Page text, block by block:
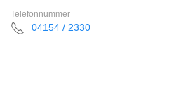
Telefonnummer
04154 / 2330